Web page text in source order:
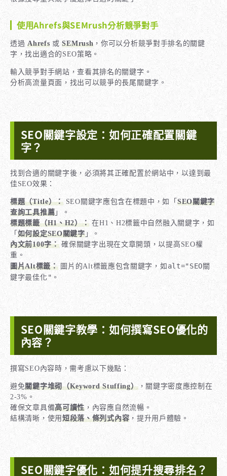
使用Ahrefs與SEMrush分析競爭對手
透過Ahrefs或SEMrush ，你可以分析競爭對手排名的關鍵
字，找出適合的SEO策略。
輸入競爭對手網站，查看其排名的關鍵字。
分析高流量頁面，找出可以競爭的長尾關鍵字。
SEO關鍵字設定：如何正確配置關鍵
字？
找到合適的關鍵字後，必須將其正確配置於網站中，以達到最
佳SEO效果：
標題（Title）： SEO關鍵字應包含在標題中，如「 SEO關鍵字
查詢工具推薦 」。
標題標籤（H1、H2）： 在H1、H2標籤中自然融入關鍵字，如
「 如何設定SEO關鍵字」。
內文前100字：確保關鍵字出現在文章開頭，以提高SEO權
重。
圖片Alt標籤：圖片的Alt標籤應包含關鍵字，如 alt="SEO關
鍵字最佳化" 。
SEO關鍵字教學：如何撰寫SEO優化的
內容？
撰寫SEO內容時，需考慮以下幾點：
避免關鍵字堆砌（Keyword Stuffing），關鍵字密度應控制在
2-3%。
確保文章具備高可讀性 ，內容應自然流暢。
結構清晰，使用 短段落、條列式內容，提升用戶體驗。
SEO關鍵字優化：如何提升搜尋排名？